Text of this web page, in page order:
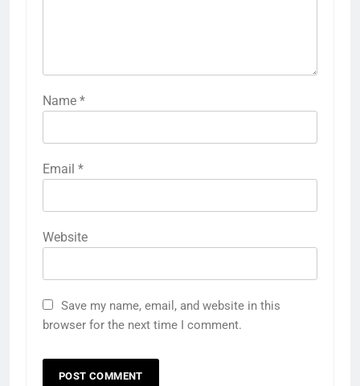
Name *
Email *
Website
Save my name, email, and website in this
browser for the next time I comment.